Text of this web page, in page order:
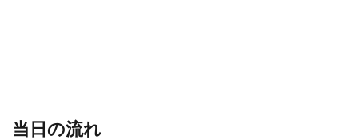
当日の流れ